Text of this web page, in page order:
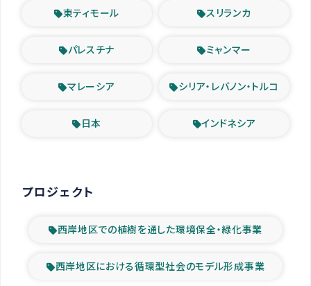
東ティモール スリランカ
パレスチナ ミャンマー
マレーシア シリア・レバノン・トルコ
日本 インドネシア
プロジェクト
西岸地区での植樹を通した環境保全・緑化事業
西岸地区における循環型社会のモデル形成事業